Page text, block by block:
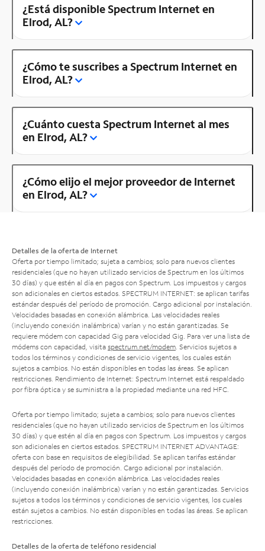
¿Está disponible Spectrum Internet en
Elrod, AL?
¿Cómo te suscribes a Spectrum Internet en
Elrod, AL?
¿Cuánto cuesta Spectrum Internet al mes
en Elrod, AL?
¿Cómo elijo el mejor proveedor de Internet
en Elrod, AL?
Detalles de la oferta de Internet
Oferta por tiempo limitado; sujeta a cambios; solo para nuevos clientes
residenciales (que no hayan utilizado servicios de Spectrum en los últimos
30 días) y que estén al día en pagos con Spectrum. Los impuestos y cargos
son adicionales en ciertos estados. SPECTRUM INTERNET: se aplican tarifas
estándar después del período de promoción. Cargo adicional por instalación.
Velocidades basadas en conexión alámbrica. Las velocidades reales
(incluyendo conexión inalámbrica) varían y no están garantizadas. Se
requiere módem con capacidad Gig para velocidad Gig. Para ver una lista de
módems con capacidad, visita spectrum.net/modem . Servicios sujetos a
todos los términos y condiciones de servicio vigentes, los cuales están
sujetos a cambios. No están disponibles en todas las áreas. Se aplican
restricciones. Rendimiento de Internet: Spectrum Internet está respaldado
por fibra óptica y se suministra a la propiedad mediante una red HFC.
Oferta por tiempo limitado; sujeta a cambios; solo para nuevos clientes
residenciales (que no hayan utilizado servicios de Spectrum en los últimos
30 días) y que estén al día en pagos con Spectrum. Los impuestos y cargos
son adicionales en ciertos estados. SPECTRUM INTERNET ADVANTAGE:
oferta con base en requisitos de elegibilidad. Se aplican tarifas estándar
después del período de promoción. Cargo adicional por instalación.
Velocidades basadas en conexión alámbrica. Las velocidades reales
(incluyendo conexión inalámbrica) varían y no están garantizadas. Servicios
sujetos a todos los términos y condiciones de servicio vigentes, los cuales
están sujetos a cambios. No están disponibles en todas las áreas. Se aplican
restricciones.
Detalles de la oferta de teléfono residencial